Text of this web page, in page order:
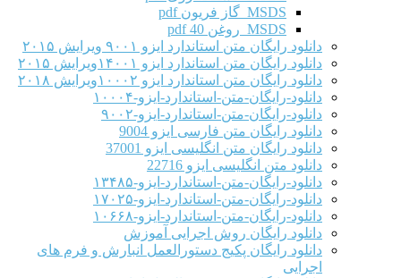
MSDS گاز فریون pdf
MSDS روغن 40 pdf
دانلود رایگان متن استاندارد ایزو ۹۰۰۱ ویرایش ۲۰۱۵
دانلود رایگان متن استاندارد ایزو ۱۴۰۰۱ویرایش ۲۰۱۵
دانلود رایگان متن استاندارد ایزو ۱۰۰۰۲ویرایش ۲۰۱۸
دانلود-رایگان-متن-استاندارد-ایزو-۱۰۰۰۴
دانلود-رایگان-متن-استاندارد-ایزو-۹۰۰۲
دانلود رایگان متن فارسی ایزو 9004
دانلود رایگان متن انگلیسی ایزو 37001
دانلود متن انگلیسی ایزو 22716
دانلود-رایگان-متن-استاندارد-ایزو-۱۳۴۸۵
دانلود-رایگان-متن-استاندارد-ایزو-۱۷۰۲۵
دانلود-رایگان-متن-استاندارد-ایزو-۱۰۶۶۸
دانلود رایگان روش اجرایی آموزش
دانلود رایگان پکیج دستورالعمل انبارش و فرم های
اجرایی